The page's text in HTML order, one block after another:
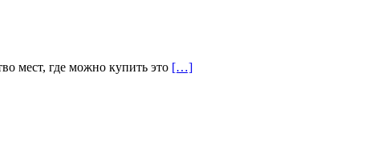
мест, где можно купить это […]